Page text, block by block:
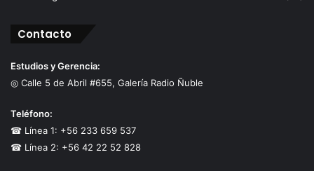
Contacto
Estudios y Gerencia:
◎ Calle 5 de Abril #655, Galería Radio Ñuble
Teléfono:
☎ Línea 1: +56 233 659 537
☎ Línea 2: +56 42 22 52 828